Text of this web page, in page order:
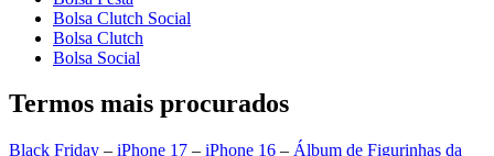
Bolsa Clutch Social
Bolsa Clutch
Bolsa Social
Termos mais procurados
Black Friday – iPhone 17 – iPhone 16 – Álbum de Figurinhas da